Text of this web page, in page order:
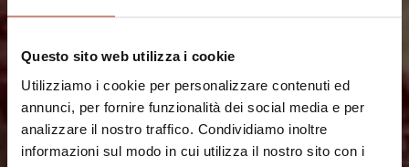
Questo sito web utilizza i cookie
Utilizziamo i cookie per personalizzare contenuti ed
annunci, per fornire funzionalità dei social media e per
analizzare il nostro traffico. Condividiamo inoltre
informazioni sul modo in cui utilizza il nostro sito con i